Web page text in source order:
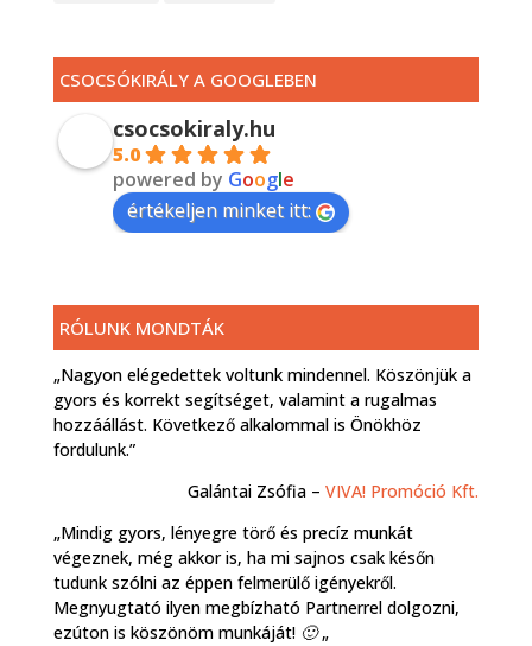
CSOCSÓKIRÁLY A GOOGLEBEN
csocsokiraly.hu
5.0
powered by Google
értékeljen minket itt:
RÓLUNK MONDTÁK
„Nagyon elégedettek voltunk mindennel. Köszönjük a
gyors és korrekt segítséget, valamint a rugalmas
hozzáállást. Következő alkalommal is Önökhöz
fordulunk.”
Galántai Zsófia –VIVA! Promóció Kft.
„Mindig gyors, lényegre törő és precíz munkát
végeznek, még akkor is, ha mi sajnos csak későn
tudunk szólni az éppen felmerülő igényekről.
Megnyugtató ilyen megbízható Partnerrel dolgozni,
ezúton is köszönöm munkáját! 🙂 „